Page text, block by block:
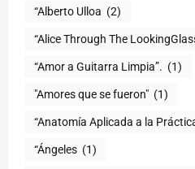
“Alberto Ulloa (2)
“Alice Through The
“Amor a Guitarra Limpia”. (1)
"Amores que se fueron" (1)
“Anatomía Aplicada a la
“Ángeles (1)